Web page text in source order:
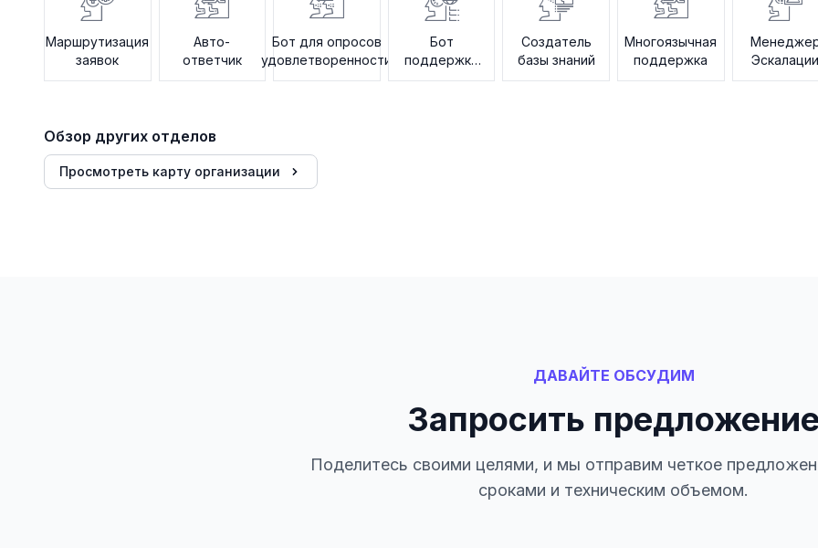
Маршрутизация
заявок
Авто-
ответчик
Бот для опросов
удовлетворенности
Бот
поддержки
при
Создатель
базы знаний
Многоязычная
поддержка
Эскалации
Обзор других отделов
Просмотреть карту организации
ДАВАЙТЕ ОБСУДИМ
Запросить предложение
Поделитесь своими целями, и мы отправим четкое
сроками и техническим объемом.